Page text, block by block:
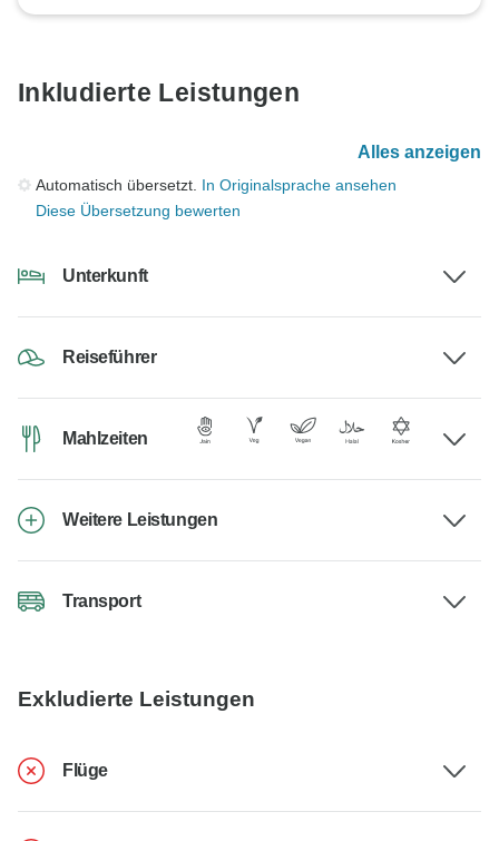
Inkludierte Leistungen
Alles anzeigen
Automatisch übersetzt. In Originalsprache ansehen
Diese Übersetzung bewerten
Unterkunft
Reiseführer
Mahlzeiten
Weitere Leistungen
Transport
Exkludierte Leistungen
Flüge